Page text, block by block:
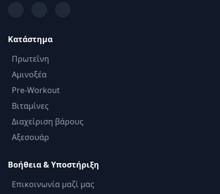
Κατάστημα
Πρωτεΐνη
Αμινοξέα
Pre-Workout
Βιταμίνες
Διαχείριση βάρους
Αξεσουάρ
Βοήθεια & Υποστήριξη
Επικοινωνία μαζί μας